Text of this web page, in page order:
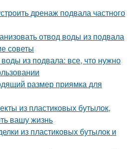
дренаж подвала частного
отвод воды из подвала
советы
из подвала: все, что нужно
размер приямка для
из пластиковых бутылок,
вашу жизнь
из пластиковых бутылок и